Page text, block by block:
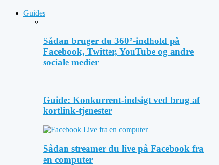
Guides
Sådan bruger du 360°-indhold på
Facebook, Twitter, YouTube og andre
sociale medier
Guide: Konkurrent-indsigt ved brug af
kortlink-tjenester
Sådan streamer du live på Facebook fra
en computer